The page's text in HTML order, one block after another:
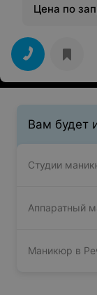
Цена по
Вам будет
Студии
Аппаратный
Маникюр в